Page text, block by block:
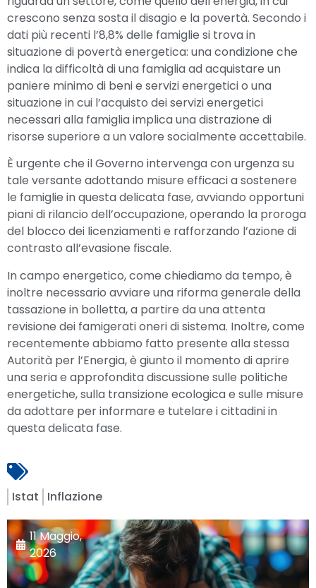
crescono senza sosta il disagio e la povertà. Secondo i
dati più recenti l’8,8% delle famiglie si trova in
situazione di povertà energetica: una condizione che
indica la difficoltà di una famiglia ad acquistare un
paniere minimo di beni e servizi energetici o una
situazione in cui l’acquisto dei servizi energetici
necessari alla famiglia implica una distrazione di
risorse superiore a un valore socialmente accettabile.
È urgente che il Governo intervenga con urgenza su
tale versante adottando misure efficaci a sostenere
le famiglie in questa delicata fase, avviando opportuni
piani di rilancio dell’occupazione, operando la proroga
del blocco dei licenziamenti e rafforzando l’azione di
contrasto all’evasione fiscale.
In campo energetico, come chiediamo da tempo, è
inoltre necessario avviare una riforma generale della
tassazione in bolletta, a partire da una attenta
revisione dei famigerati oneri di sistema. Inoltre, come
recentemente abbiamo fatto presente alla stessa
Autorità per l’Energia, è giunto il momento di aprire
una seria e approfondita discussione sulle politiche
energetiche, sulla transizione ecologica e sulle misure
da adottare per informare e tutelare i cittadini in
questa delicata fase.
Istat Inflazione
11 Maggio,
2026